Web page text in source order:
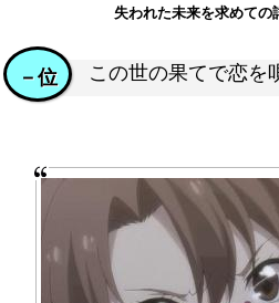
失われた未来を求めての
この世の果てで恋を
－位